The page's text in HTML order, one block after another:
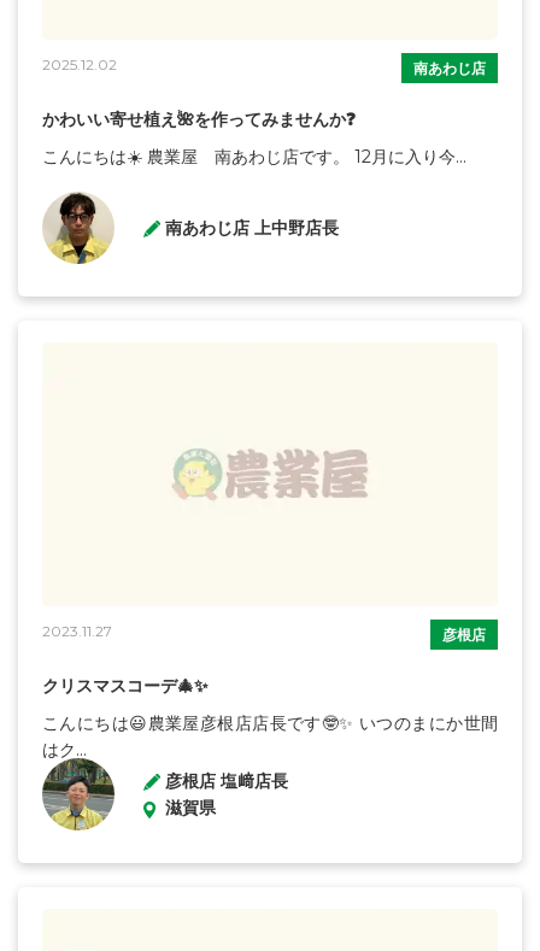
2025.12.02 南あわじ店
かわいい寄せ植え🌺を作ってみませんか❓
こんにちは☀️ 農業屋 南あわじ店です。 12月に入り今...
南あわじ店 上中野店長
2023.11.27 彦根店
クリスマスコーデ🎄✨
こんにちは😃農業屋彦根店店長です🤓✨ いつのまにか世間
はク...
彦根店 塩﨑店長
滋賀県